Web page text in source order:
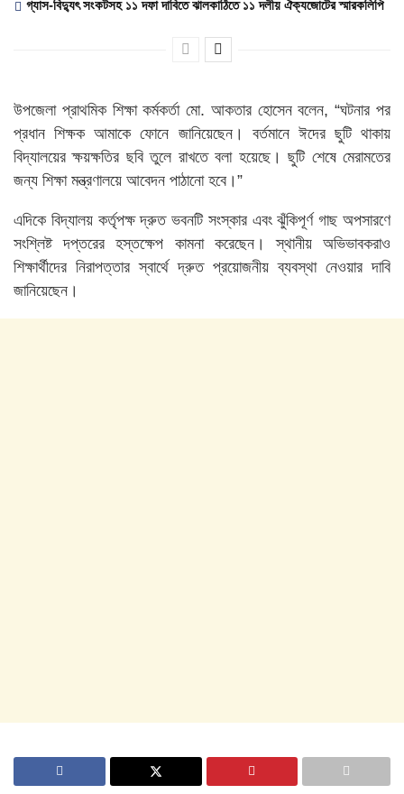
গ্যাস-বিদ্যুৎ সংকটসহ ১১ দফা দাবিতে ঝালকাঠিতে ১১ দলীয় ঐক্যজোটের স্মারকলিপি
উপজেলা প্রাথমিক শিক্ষা কর্মকর্তা মো. আকতার হোসেন বলেন, “ঘটনার পর
প্রধান শিক্ষক আমাকে ফোনে জানিয়েছেন। বর্তমানে ঈদের ছুটি থাকায়
বিদ্যালয়ের ক্ষয়ক্ষতির ছবি তুলে রাখতে বলা হয়েছে। ছুটি শেষে মেরামতের
জন্য শিক্ষা মন্ত্রণালয়ে আবেদন পাঠানো হবে।”
এদিকে বিদ্যালয় কর্তৃপক্ষ দ্রুত ভবনটি সংস্কার এবং ঝুঁকিপূর্ণ গাছ অপসারণে
সংশ্লিষ্ট দপ্তরের হস্তক্ষেপ কামনা করেছেন। স্থানীয় অভিভাবকরাও
শিক্ষার্থীদের নিরাপত্তার স্বার্থে দ্রুত প্রয়োজনীয় ব্যবস্থা নেওয়ার দাবি
জানিয়েছেন।